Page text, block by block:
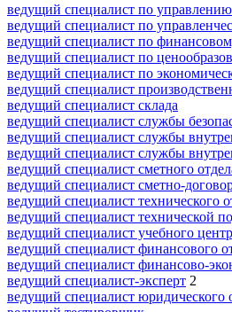
ведущий специалист по
ведущий специалист по
ведущий специалист по
ведущий специалист по
ведущий специалист по
ведущий специалист
ведущий специалист склада
ведущий специалист службы
ведущий специалист службы
ведущий специалист службы
ведущий специалист сметного
ведущий специалист сметно-
ведущий специалист технического
ведущий специалист технической
ведущий специалист учебного
ведущий специалист финансового
ведущий специалист финансово-
ведущий специалист-эксперт 2
ведущий специалист юридического